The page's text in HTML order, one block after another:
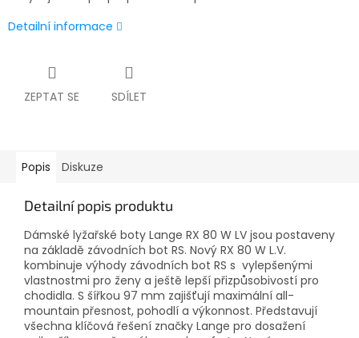
Detailní informace
ZEPTAT SE SDÍLET
Popis Diskuze
Detailní popis produktu
Dámské lyžařské boty Lange RX 80 W LV jsou postaveny
na základě závodních bot RS. Nový RX 80 W L.V.
kombinuje výhody závodních bot RS s vylepšenými
vlastnostmi pro ženy a ještě lepší přizpůsobivostí pro
chodidla. S šířkou 97 mm zajišťují maximální all-
mountain přesnost, pohodlí a výkonnost. Představují
všechna klíčová řešení značky Lange pro dosažení